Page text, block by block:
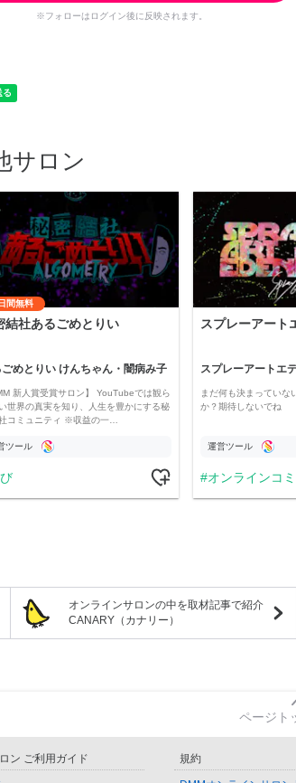
※フォローはログイン後に反映されます。
サロン
間無料
結社あるごめとりい
めとりい けんちゃん・闇病み子
新人賞受賞サロン】 YouTubeでは観ら
世界の真実を知り、人生を豊かにする秘
コミュニティ ※収益の一…
ツール
スプレーアート
スプレーアートエ
まだ何も決まっていな
か？期待しないでね
運営ツール
オンラインコ
オンラインサロンの中を取材記事で紹介
CANARY（カナリー）
ページト
ン ご利用ガイド 規約